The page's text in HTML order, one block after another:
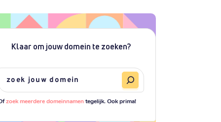
Klaar om jouw domein te zoeken?
zoek meerdere domeinnamentegelijk. Ook prima!